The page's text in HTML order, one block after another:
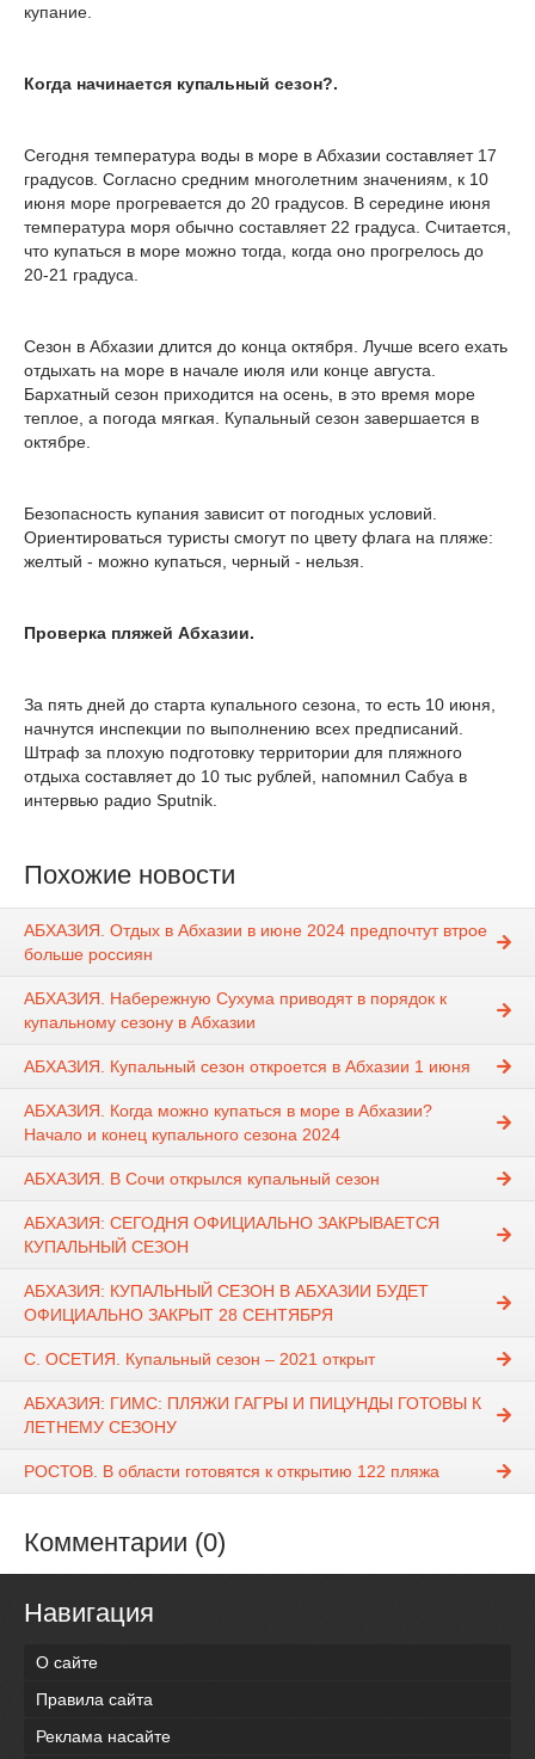
купание.
Когда начинается купальный сезон?.
Сегодня температура воды в море в Абхазии составляет 17
градусов. Согласно средним многолетним значениям, к 10
июня море прогревается до 20 градусов. В середине июня
температура моря обычно составляет 22 градуса. Считается,
что купаться в море можно тогда, когда оно прогрелось до
20-21 градуса.
Сезон в Абхазии длится до конца октября. Лучше всего ехать
отдыхать на море в начале июля или конце августа.
Бархатный сезон приходится на осень, в это время море
теплое, а погода мягкая. Купальный сезон завершается в
октябре.
Безопасность купания зависит от погодных условий.
Ориентироваться туристы смогут по цвету флага на пляже:
желтый - можно купаться, черный - нельзя.
Проверка пляжей Абхазии.
За пять дней до старта купального сезона, то есть 10 июня,
начнутся инспекции по выполнению всех предписаний.
Штраф за плохую подготовку территории для пляжного
отдыха составляет до 10 тыс рублей, напомнил Сабуа в
интервью радио Sputnik.
Похожие новости
АБХАЗИЯ. Отдых в Абхазии в июне 2024 предпочтут втрое
больше россиян
АБХАЗИЯ. Набережную Сухума приводят в порядок к
купальному сезону в Абхазии
АБХАЗИЯ. Купальный сезон откроется в Абхазии 1 июня
АБХАЗИЯ. Когда можно купаться в море в Абхазии?
Начало и конец купального сезона 2024
АБХАЗИЯ. В Сочи открылся купальный сезон
АБХАЗИЯ: СЕГОДНЯ ОФИЦИАЛЬНО ЗАКРЫВАЕТСЯ
КУПАЛЬНЫЙ СЕЗОН
АБХАЗИЯ: КУПАЛЬНЫЙ СЕЗОН В АБХАЗИИ БУДЕТ
ОФИЦИАЛЬНО ЗАКРЫТ 28 СЕНТЯБРЯ
С. ОСЕТИЯ. Купальный сезон – 2021 открыт
АБХАЗИЯ: ГИМС: ПЛЯЖИ ГАГРЫ И ПИЦУНДЫ ГОТОВЫ К
ЛЕТНЕМУ СЕЗОНУ
РОСТОВ. В области готовятся к открытию 122 пляжа
Комментарии (0)
Навигация
О сайте
Правила сайта
Реклама насайте